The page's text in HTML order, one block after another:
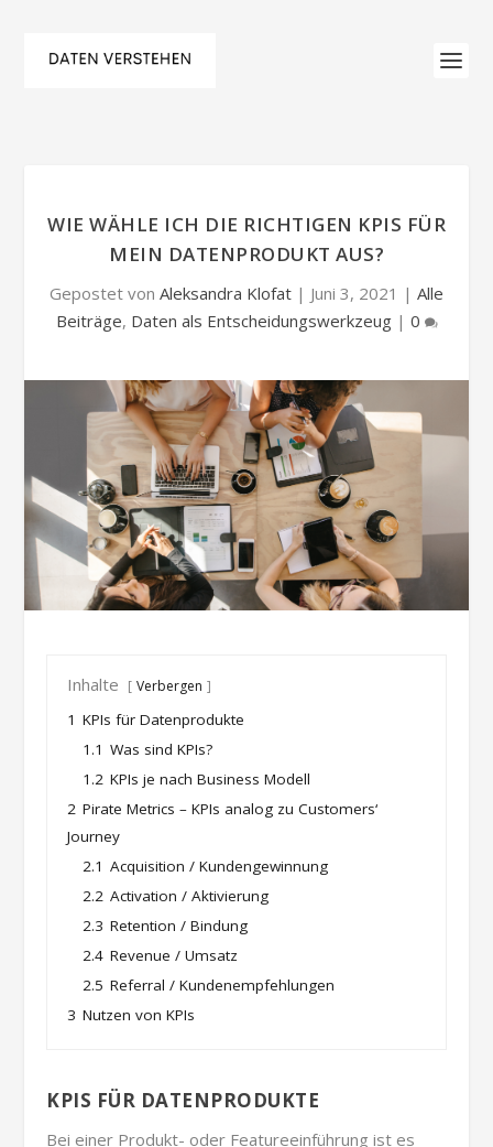
WIE WÄHLE ICH DIE RICHTIGEN KPIS FÜR
MEIN DATENPRODUKT AUS?
Gepostet von Aleksandra Klofat | Juni 3, 2021 | Alle
Beiträge, Daten als Entscheidungswerkzeug| 0
Inhalte Verbergen
1 KPIs für Datenprodukte
1.1 Was sind KPIs?
1.2 KPIs je nach Business Modell
2 Pirate Metrics – KPIs analog zu Customers‘
Journey
2.1 Acquisition / Kundengewinnung
2.2 Activation / Aktivierung
2.3 Retention / Bindung
2.4 Revenue / Umsatz
2.5 Referral / Kundenempfehlungen
3 Nutzen von KPIs
KPIS FÜR DATENPRODUKTE
Bei einer Produkt- oder Featureeinführung ist es